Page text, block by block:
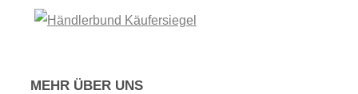
MEHR ÜBER UNS